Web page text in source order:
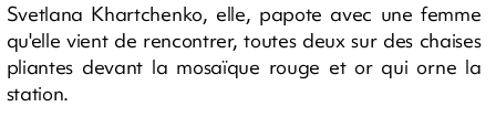
Svetlana Khartchenko, elle, papote avec une femme
qu'elle vient de rencontrer, toutes deux sur des chaises
pliantes devant la mosaïque rouge et or qui orne la
station.